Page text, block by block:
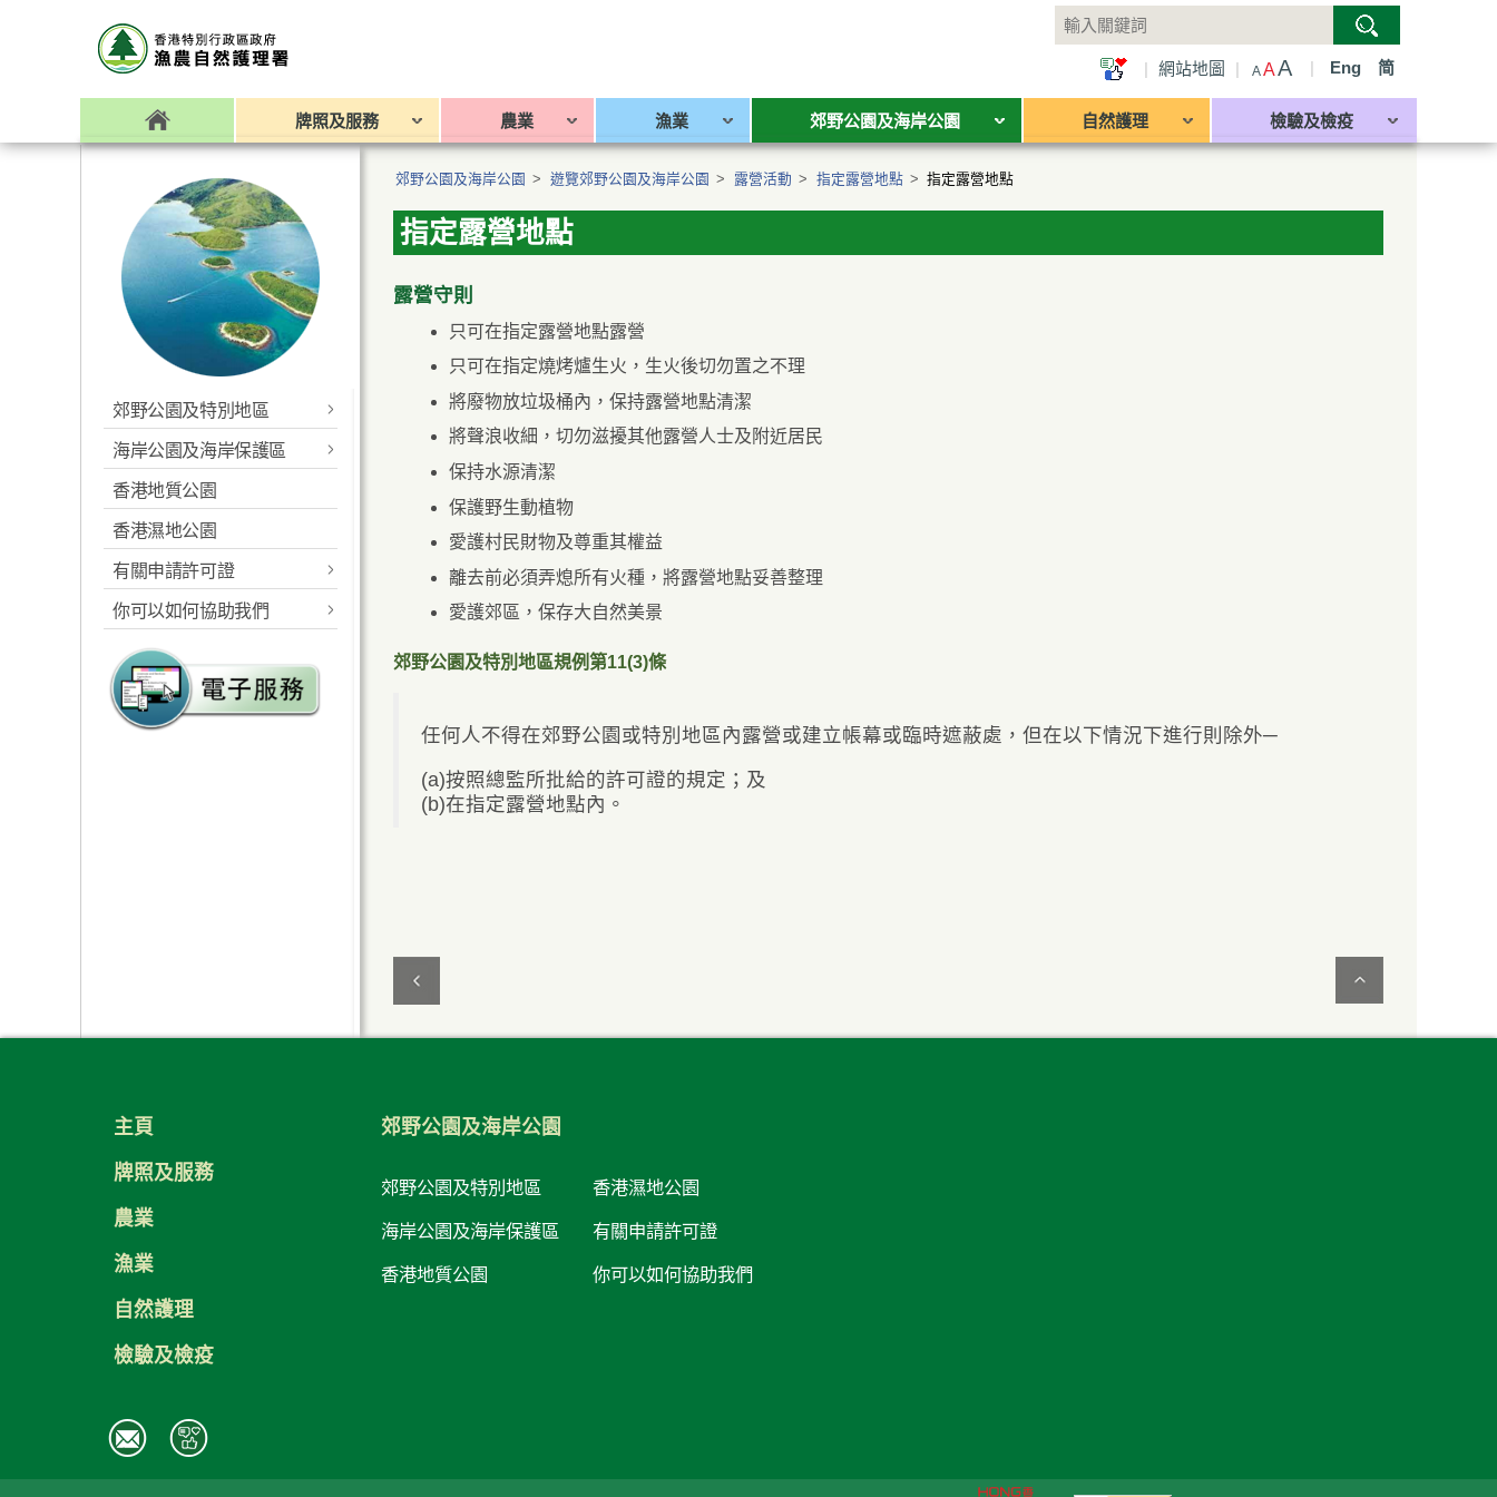
| 網站地圖 | AAA | Eng 简
牌照及服務 農業 漁業 郊野公園及海岸公園 自然護理 檢驗及檢疫
郊野公園及特別地區
最新消息
香港便覽
工作範圍
規則及相關法例
統計數字
遠足徑
遊客中心
露營地點
加水站
為特別需要之人士而設的康
海岸公園及海岸保護區
最新消息
概述
指定的海岸公園及海岸保
護區
工作範圍
規則及相關法例
料
常見問題
香港地質公園
香港濕地公園
有關申請許可證
郊野公園准許證
海岸公園准許證
你可以如何協助我們
報告及建議
郊野公園義工計劃
記的事項
郊野公園及海岸公園 > 遊覽郊野公園及海岸公園 > 露營活動 > 指定露營地點 > 指定露營地點
指定露營地點
露營守則
只可在指定露營地點露營
只可在指定燒烤爐生火，生火後切勿置之不理
將廢物放垃圾桶內，保持露營地點清潔
將聲浪收細，切勿滋擾其他露營人士及附近居民
保持水源清潔
保護野生動植物
愛護村民財物及尊重其權益
離去前必須弄熄所有火種，將露營地點妥善整理
愛護郊區，保存大自然美景
郊野公園及特別地區規例第11(3)條
任何人不得在郊野公園或特別地區內露營或建立帳幕或臨時遮蔽處，但在以下情況下進行則除外─
(a)按照總監所批給的許可證的規定；及
(b)在指定露營地點內。
主頁
牌照及服務
農業
漁業
自然護理
檢驗及檢疫
郊野公園及海岸公園
郊野公園及特別地區
海岸公園及海岸保護區
香港地質公園
香港濕地公園
有關申請許可證
你可以如何協助我們